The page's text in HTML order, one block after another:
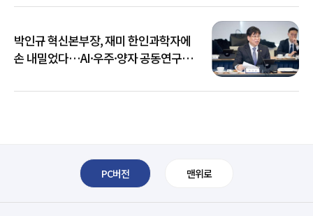
박인규 혁신본부장, 재미 한인과학자에
손 내밀었다…AI·우주·양자 공동연구
PC버전 맨위로